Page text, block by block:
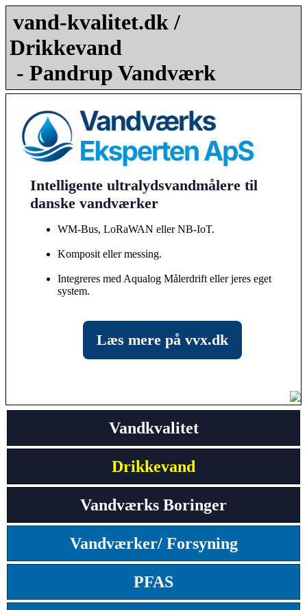
vand-kvalitet.dk /
Drikkevand
- Pandrup Vandværk
Intelligente ultralydsvandmålere til
danske vandværker
WM-Bus, LoRaWAN eller NB-IoT.
Komposit eller messing.
Integreres med Aqualog Målerdrift eller jeres eget
system.
Læs mere på vvx.dk
Vandkvalitet
Drikkevand
Vandværks Boringer
Vandværker/ Forsyning
PFAS